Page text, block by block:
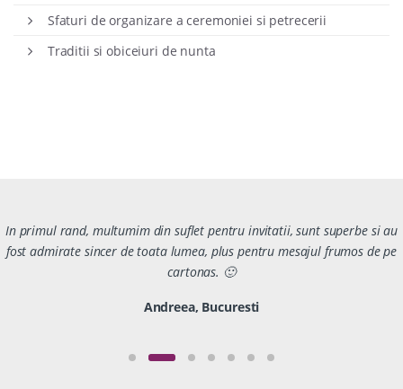
Sfaturi de organizare a ceremoniei si petrecerii
Traditii si obiceiuri de nunta
In primul rand, multumim din suflet pentru invitatii, sunt superbe si au
fost admirate sincer de toata lumea, plus pentru mesajul frumos de pe
cartonas. 🙂
Andreea, Bucuresti